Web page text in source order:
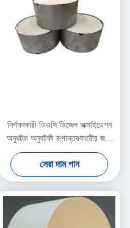
নির্গমনকারী ডিওসি ডিজেল অক্সাইডেশন
অনুঘটক অনুঘটকী রূপান্তরকারীের জন্য
অক্সিডাইজড ইউরো III IV ভি
সেরা দাম পান